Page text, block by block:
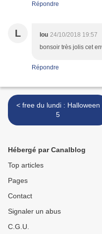
Répondre
L lou 24/10/2018 19:57
bonsoir très jolis cet
Répondre
< free du lundi : Halloween
5
Hébergé par Canalblog
Top articles
Pages
Contact
Signaler un abus
C.G.U.